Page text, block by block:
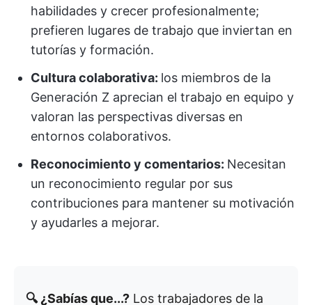
habilidades y crecer profesionalmente;
prefieren lugares de trabajo que inviertan en
tutorías y formación.
Cultura colaborativa: los miembros de la
Generación Z aprecian el trabajo en equipo y
valoran las perspectivas diversas en
entornos colaborativos.
Reconocimiento y comentarios: Necesitan
un reconocimiento regular por sus
contribuciones para mantener su motivación
y ayudarles a mejorar.
🔍 ¿Sabías que...? Los trabajadores de la